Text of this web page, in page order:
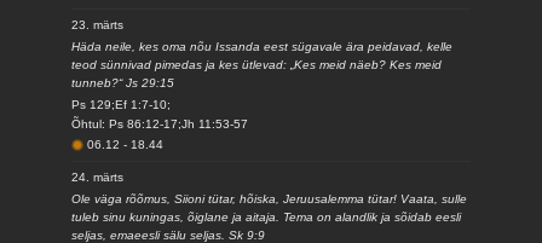
23. märts
Häda neile, kes oma nõu Issanda eest sügavale ära peidavad, kelle
teod sünnivad pimedas ja kes ütlevad: „Kes meid näeb? Kes meid
tunneb?“ Js 29:15
Ps 129;Ef 1:7-10;
Õhtul: Ps 86:12-17;Jh 11:53-57
06.12- 18.44
24. märts
Ole väga rõõmus, Siioni tütar, hõiska, Jeruusalemma tütar! Vaata, sulle
tuleb sinu kuningas, õiglane ja aitaja. Tema on alandlik ja sõidab eesli
seljas, emaeesli sälu seljas. Sk 9:9